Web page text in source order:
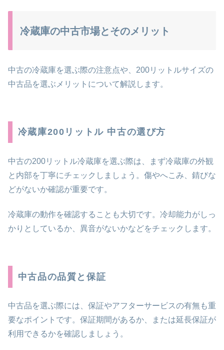
冷蔵庫の中古市場とそのメリット
中古の冷蔵庫を選ぶ際の注意点や、200リットルサイズの
中古品を選ぶメリットについて解説します。
冷蔵庫200リットル 中古の選び方
中古の200リットル冷蔵庫を選ぶ際は、まず冷蔵庫の外観
と内部を丁寧にチェックしましょう。傷やへこみ、錆びな
どがないか確認が重要です。
冷蔵庫の動作を確認することも大切です。冷却能力がしっ
かりとしているか、異音がないかなどをチェックします。
中古品の品質と保証
中古品を選ぶ際には、保証やアフターサービスの有無も重
要なポイントです。保証期間があるか、または延長保証が
利用できるかを確認しましょう。